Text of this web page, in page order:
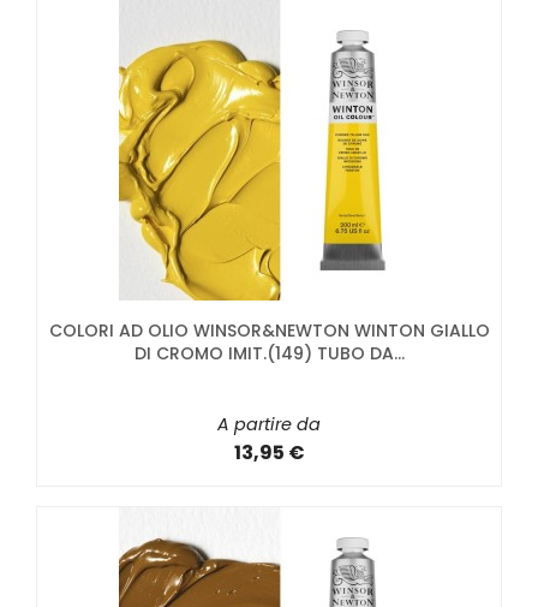
COLORI AD OLIO WINSOR&NEWTON WINTON GIALLO
DI CROMO IMIT.(149) TUBO DA...
A partire da
13,95 €